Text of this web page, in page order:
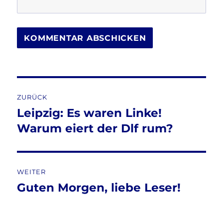
ZURÜCK
Vorheriger
Beitrag:
Leipzig: Es waren Linke!
Warum eiert der Dlf rum?
WEITER
Nächster
Guten Morgen, liebe Leser!